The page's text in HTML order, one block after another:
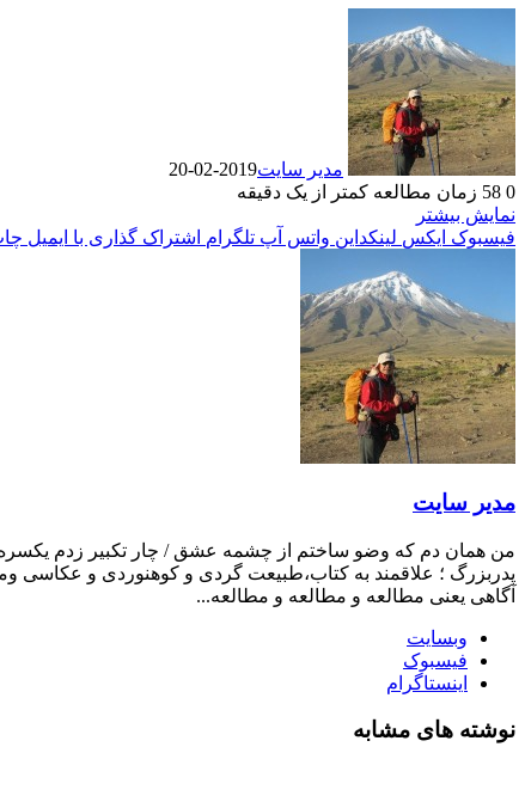
مدیر سایت2019-02-20
0
زمان مطالعه کمتر از یک دقیقه
نمایش بیشتر
فیسبوک ایکس لینکداین واتس آپ تلگرام اشتراک گذاری با ایمیل
مدیر سایت
من همان دم که وضو ساختم از چشمه عشق / چار تکبیر زدم یکسره
پدربزرگ ؛ علاقمند به کتاب،طبیعت گردی و کوهنوردی و عکاسی
آگاهی یعنی مطالعه و مطالعه و مطالعه...
وبسایت
فیسبوک
اینستاگرام
نوشته های مشابه